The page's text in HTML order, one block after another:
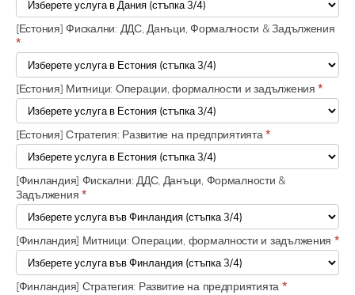
[Естония] Фискални: ДДС, Данъци, Формалности & Задължения
*
[Естония] Митници: Операции, формалности и задължения*
[Естония] Стратегия: Развитие на предприятията*
[Финландия] Фискални: ДДС, Данъци, Формалности &
Задължения*
[Финландия] Митници: Операции, формалности и задължения *
[Финландия] Стратегия: Развитие на предприятията *